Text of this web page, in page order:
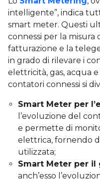
intelligente”, indica
smart meter. Questi
connessi per la
fatturazione e la
in grado di rilevare i
elettricità, gas, acqua
contatori connessi si
Smart Meter per
l’evoluzione del
e permette di
elettrica, fornendo
utilizzata;
Smart Meter per il
anch’esso